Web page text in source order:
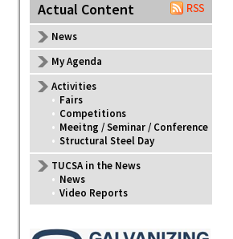
Actual Content
News
My Agenda
Activities
• Fairs
• Competitions
• Meeitng / Seminar / Conference
• Structural Steel Day
TUCSA in the News
• News
• Video Reports